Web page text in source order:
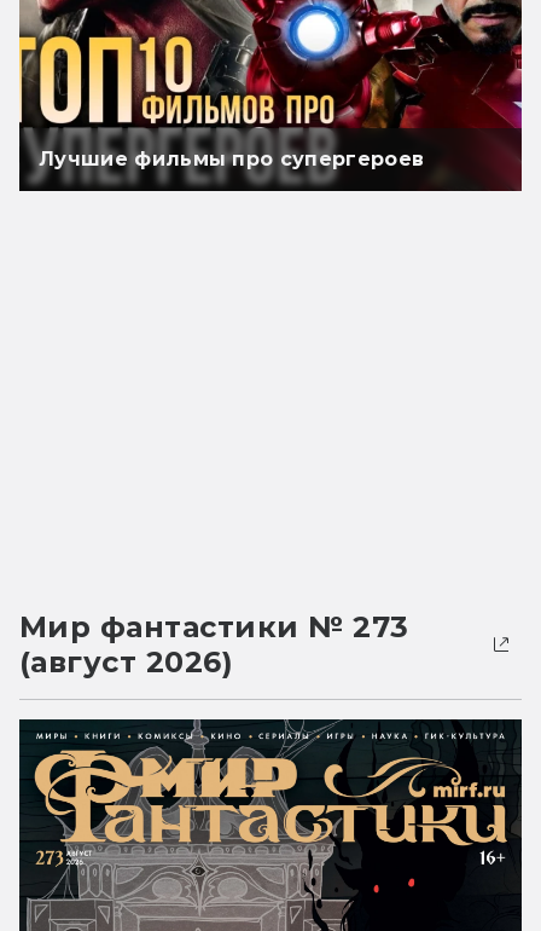
Лучшие фильмы про супергероев
Мир фантастики № 273
(август 2026)